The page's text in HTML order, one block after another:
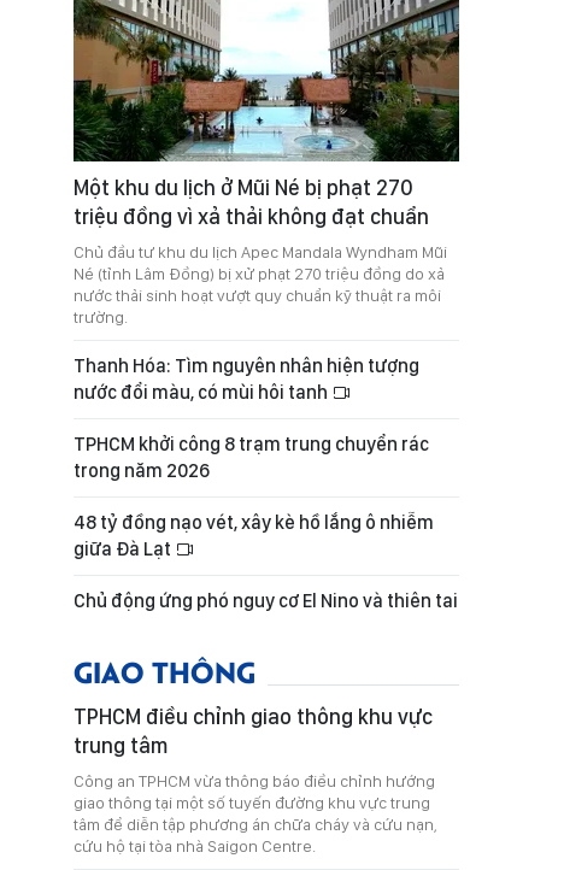
Một khu du lịch ở Mũi Né bị phạt 270
triệu đồng vì xả thải không đạt chuẩn
Chủ đầu tư khu du lịch Apec Mandala Wyndham Mũi
Né (tỉnh Lâm Đồng) bị xử phạt 270 triệu đồng do xả
nước thải sinh hoạt vượt quy chuẩn kỹ thuật ra môi
trường.
Thanh Hóa: Tìm nguyên nhân hiện tượng
nước đổi màu, có mùi hôi tanh
TPHCM khởi công 8 trạm trung chuyển rác
trong năm 2026
48 tỷ đồng nạo vét, xây kè hồ lắng ô nhiễm
giữa Đà Lạt
Chủ động ứng phó nguy cơ El Nino và thiên tai
GIAO THÔNG
TPHCM điều chỉnh giao thông khu vực
trung tâm
Công an TPHCM vừa thông báo điều chỉnh hướng
giao thông tại một số tuyến đường khu vực trung
tâm để diễn tập phương án chữa cháy và cứu nạn,
cứu hộ tại tòa nhà Saigon Centre.